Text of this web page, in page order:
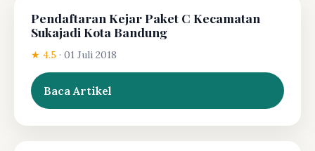
Pendaftaran Kejar Paket C Kecamatan
Sukajadi Kota Bandung
★ 4.5 · 01 Juli 2018
Baca Artikel